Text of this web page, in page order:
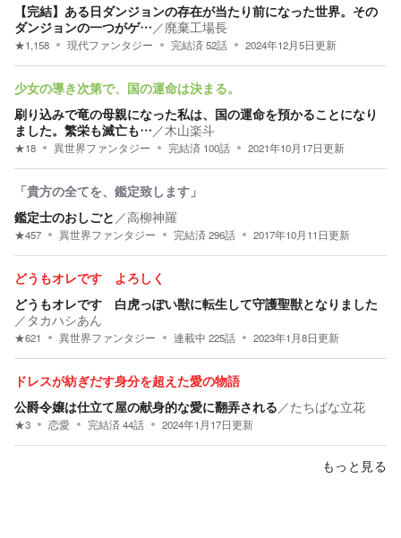
【完結】ある日ダンジョンの存在が当たり前になった世界。その
ダンジョンの一つがゲ… ／廃棄工場長
★1,158 現代ファンタジー 完結済52話 2024年12月5日更新
少女の導き次第で、国の運命は決まる。
刷り込みで竜の母親になった私は、国の運命を預かることになり
ました。繁栄も滅亡も… ／木山楽斗
★18 異世界ファンタジー 完結済 100話 2021年10月17日更新
「貴方の全てを、鑑定致します」
鑑定士のおしごと ／高柳神羅
★457 異世界ファンタジー 完結済296話 2017年10月11日更新
どうもオレです よろしく
どうもオレです 白虎っぽい獣に転生して守護聖獣となりました
／ タカハシあん
★621 異世界ファンタジー 連載中 225話 2023年1月8日更新
ドレスが紡ぎだす身分を超えた愛の物語
公爵令嬢は仕立て屋の献身的な愛に翻弄される ／たちばな立花
★3 恋愛 完結済44話 2024年1月17日更新
もっと見る